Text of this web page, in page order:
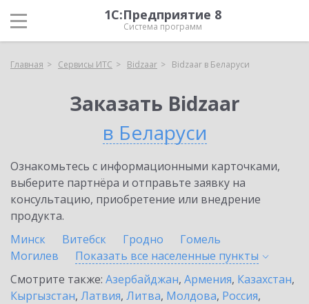
1С:Предприятие 8
Система программ
Главная Сервисы ИТС Bidzaar Bidzaar в Беларуси
Заказать Bidzaar
в Беларуси
Ознакомьтесь с информационными карточками,
выберите партнёра и отправьте заявку на
консультацию, приобретение или внедрение
продукта.
Минск
Витебск Гродно
Гомель
Могилев
Показать все населенные пункты
Смотрите также: Азербайджан, Армения, Казахстан,
Кыргызстан, Латвия, Литва, Молдова, Россия,